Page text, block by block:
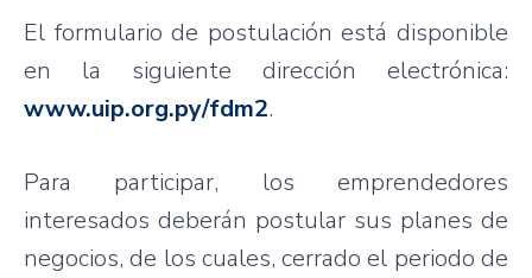
El formulario de postulación está disponible
en la siguiente dirección electrónica:
www.uip.org.py/fdm2.
Para participar, los emprendedores
interesados deberán postular sus planes de
negocios, de los cuales, cerrado el periodo de